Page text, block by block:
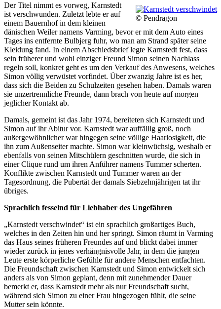
© Pendragon
Der Titel nimmt es vorweg, Karnstedt
ist verschwunden. Zuletzt lebte er auf
einem Bauernhof in dem kleinen
dänischen Weiler namens Varming, bevor er mit dem Auto eines
Tages ins entfernte Bulbjerg fuhr, wo man am Strand später seine
Kleidung fand. In einem Abschiedsbrief legte Karnstedt fest, dass
sein früherer und wohl einziger Freund Simon seinen Nachlass
regeln soll, konkret geht es um den Verkauf des Anwesens, welches
Simon völlig verwüstet vorfindet. Über zwanzig Jahre ist es her,
dass sich die Beiden zu Schulzeiten gesehen haben. Damals waren
sie unzertrennliche Freunde, dann brach von heute auf morgen
jeglicher Kontakt ab.
Damals, gemeint ist das Jahr 1974, bereiteten sich Karnstedt und
Simon auf ihr Abitur vor. Karnstedt war auffällig groß, noch
außergewöhnlicher war hingegen seine völlige Haarlosigkeit, die
ihn zum Außenseiter machte. Simon war kleinwüchsig, weshalb er
ebenfalls von seinen Mitschülern geschnitten wurde, die sich in
einer Clique rund um ihren Anführer namens Tummer scherten.
Konflikte zwischen Karnstedt und Tummer waren an der
Tagesordnung, die Pubertät der damals Siebzehnjährigen tat ihr
übriges.
Sprachlich fesselnd für Liebhaber des Ungefähren
„Karnstedt verschwindet“ ist ein sprachlich großartiges Buch,
welches in den Zeiten hin und her springt. Simon räumt in Varming
das Haus seines früheren Freundes auf und blickt dabei immer
wieder zurück in jenes verhängnisvolle Jahr, in dem die jungen
Leute erste körperliche Gefühle für andere Menschen entfachten.
Die Freundschaft zwischen Karnstedt und Simon entwickelt sich
anders als von Simon geplant, denn mit zunehmender Dauer
bemerkt er, dass Karnstedt mehr als nur Freundschaft sucht,
während sich Simon zu einer Frau hingezogen fühlt, die seine
Mutter sein könnte.